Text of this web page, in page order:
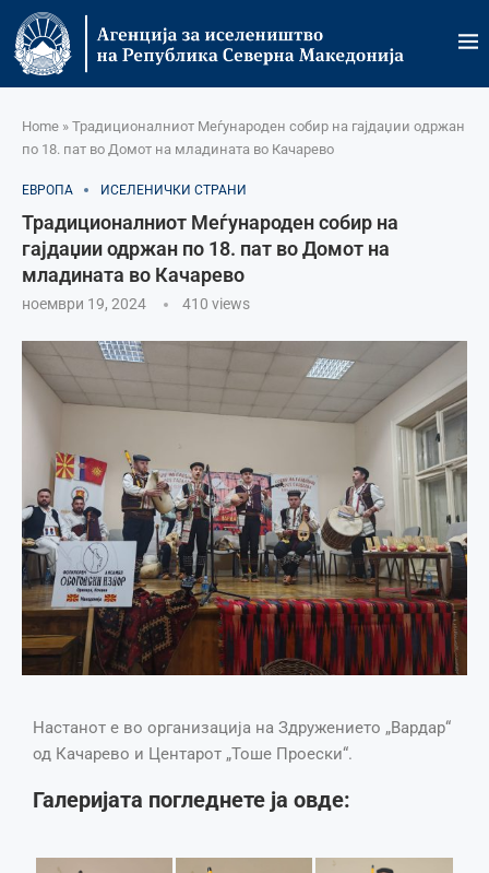
Home » Традиционалниот Меѓународен собир на гајдаџии одржан
по 18. пат во Домот на младината во Качарево
ЕВРОПА ИСЕЛЕНИЧКИ СТРАНИ
Традиционалниот Меѓународен собир на
гајдаџии одржан по 18. пат во Домот на
младината во Качарево
ноември 19, 2024 410 views
Настанот е во организација на Здружението „Вардар“
од Качарево и Центарот „Тоше Проески“.
Галеријата погледнете ја овде: